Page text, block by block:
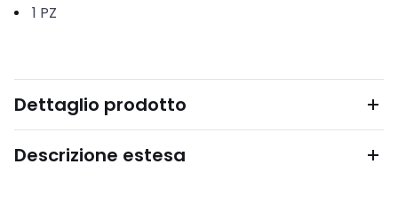
1 PZ
Dettaglio prodotto
Descrizione estesa